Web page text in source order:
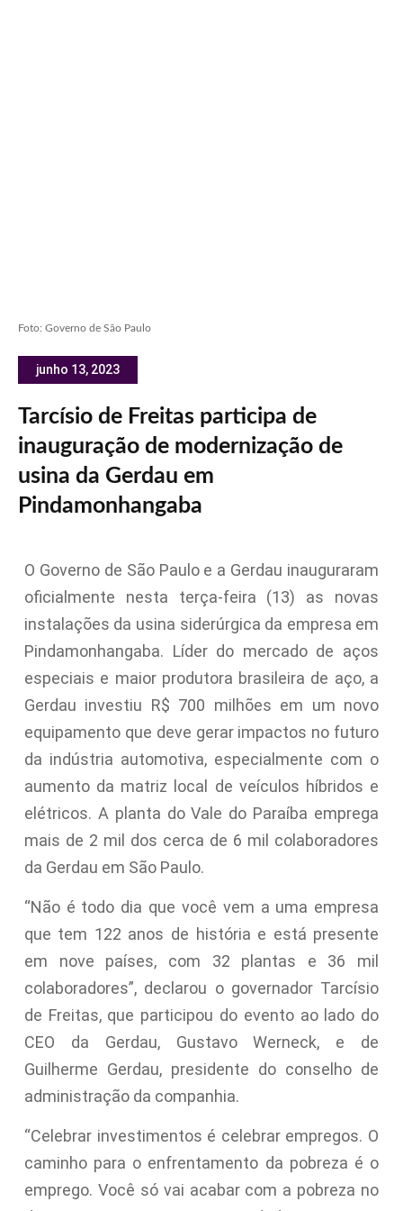
Foto: Governo de São Paulo
junho 13, 2023
Tarcísio de Freitas participa de
inauguração de modernização de
usina da Gerdau em
Pindamonhangaba
O Governo de São Paulo e a Gerdau inauguraram
oficialmente nesta terça-feira (13) as novas
instalações da usina siderúrgica da empresa em
Pindamonhangaba. Líder do mercado de aços
especiais e maior produtora brasileira de aço, a
Gerdau investiu R$ 700 milhões em um novo
equipamento que deve gerar impactos no futuro
da indústria automotiva, especialmente com o
aumento da matriz local de veículos híbridos e
elétricos. A planta do Vale do Paraíba emprega
mais de 2 mil dos cerca de 6 mil colaboradores
da Gerdau em São Paulo.
“Não é todo dia que você vem a uma empresa
que tem 122 anos de história e está presente
em nove países, com 32 plantas e 36 mil
colaboradores”, declarou o governador Tarcísio
de Freitas, que participou do evento ao lado do
CEO da Gerdau, Gustavo Werneck, e de
Guilherme Gerdau, presidente do conselho de
administração da companhia.
“Celebrar investimentos é celebrar empregos. O
caminho para o enfrentamento da pobreza é o
emprego. Você só vai acabar com a pobreza no